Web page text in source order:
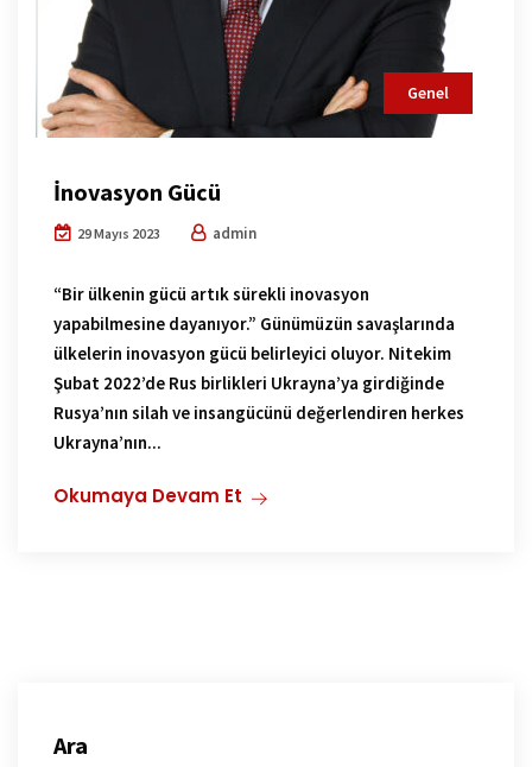
Genel
İnovasyon Gücü
29 Mayıs 2023 admin
“Bir ülkenin gücü artık sürekli inovasyon
yapabilmesine dayanıyor.” Günümüzün savaşlarında
ülkelerin inovasyon gücü belirleyici oluyor. Nitekim
Şubat 2022’de Rus birlikleri Ukrayna’ya girdiğinde
Rusya’nın silah ve insangücünü değerlendiren herkes
Ukrayna’nın...
Okumaya Devam Et
Ara